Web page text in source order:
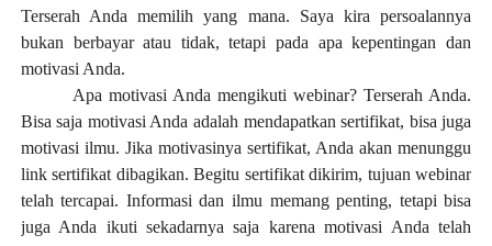
Terserah Anda memilih yang mana. Saya kira persoalannya
bukan berbayar atau tidak, tetapi pada apa kepentingan dan
motivasi Anda.
Apa motivasi Anda mengikuti webinar? Terserah Anda.
Bisa saja motivasi Anda adalah mendapatkan sertifikat, bisa juga
motivasi ilmu. Jika motivasinya sertifikat, Anda akan menunggu
link sertifikat dibagikan. Begitu sertifikat dikirim, tujuan webinar
telah tercapai. Informasi dan ilmu memang penting, tetapi bisa
juga Anda ikuti sekadarnya saja karena motivasi Anda telah